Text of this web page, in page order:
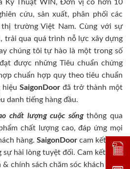
Kỹ Thuật WIN, Đơn vị có hơn 10
cứu, sản xuất, phân phối các
trường Việt Nam. Cùng với sự
trải qua quá trình nỗ lực xây dựng
chúng tôi tự hào là một trong số
được những Tiêu chuẩn chứng
chuẩn hợp quy theo tiêu chuẩn
hiệu SaigonDoor đã trở thành một
danh tiếng hàng đầu.
chất lượng cuộc sốngthông qua
chất lượng cao, đáp ứng mọi
hàng. SaigonDoorcam kết đem
sự hài lòng tuyệt đối. Cam kết chất
& chính sách chăm sóc khách hàng
Đặt